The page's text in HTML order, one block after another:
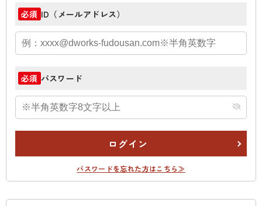
必須 ID（メールアドレス）
必須 パスワード
ログイン
パスワードを忘れた方はこちら≫